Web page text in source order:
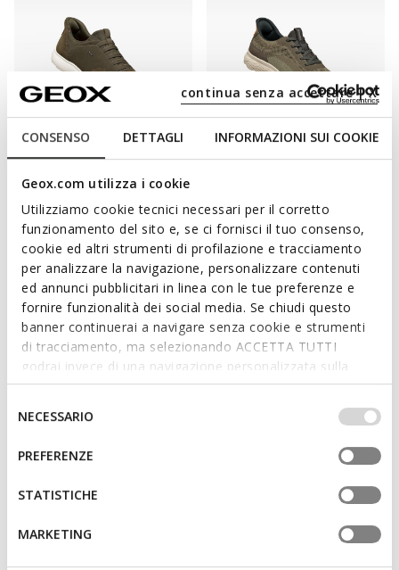
CONSENSO DETTAGLI INFORMAZIONI SUI COOKIE
Geox.com utilizza i cookie
Utilizziamo cookie tecnici necessari per il corretto
funzionamento del sito e, se ci fornisci il tuo consenso,
cookie ed altri strumenti di profilazione e tracciamento
per analizzare la navigazione, personalizzare contenuti
ed annunci pubblicitari in linea con le tue preferenze e
fornire funzionalità dei social media. Se chiudi questo
banner continuerai a navigare senza cookie e strumenti
di tracciamento, ma selezionando ACCETTA TUTTI
godrai invece di una navigazione personalizzata sulla
base dei tuoi gusti ed interessi. Selezionando
IMPOSTAZIONI potrai anche scegliere quali cookies ed
altri strumenti di tracciamento autorizzare. Per maggiori
informazioni o per modificare in qualsiasi momento le
tue impostazioni, visita la nostra
consenso
NECESSARIO
PREFERENZE
STATISTICHE
MARKETING
continua senza accettare | X
Chaussures slip in
€140,00
7 COULEURS
€110,00
2 COULEURS
SNAKE HOMME
€110,00
FLEXTRIDE PLUS HOMME
3 COULEURS